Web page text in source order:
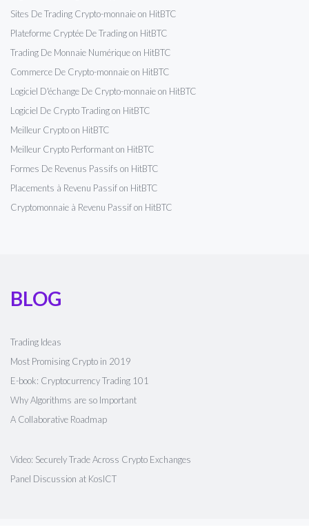
Sites De Trading Crypto-monnaie on HitBTC
Plateforme Cryptée De Trading on HitBTC
Trading De Monnaie Numérique on HitBTC
Commerce De Crypto-monnaie on HitBTC
Logiciel D'échange De Crypto-monnaie on HitBTC
Logiciel De Crypto Trading on HitBTC
Meilleur Crypto on HitBTC
Meilleur Crypto Performant on HitBTC
Formes De Revenus Passifs on HitBTC
Placements à Revenu Passif on HitBTC
Cryptomonnaie à Revenu Passif on HitBTC
BLOG
Trading Ideas
Most Promising Crypto in 2019
E-book: Cryptocurrency Trading 101
Why Algorithms are so Important
A Collaborative Roadmap
Video: Securely Trade Across Crypto Exchanges
Panel Discussion at KosICT